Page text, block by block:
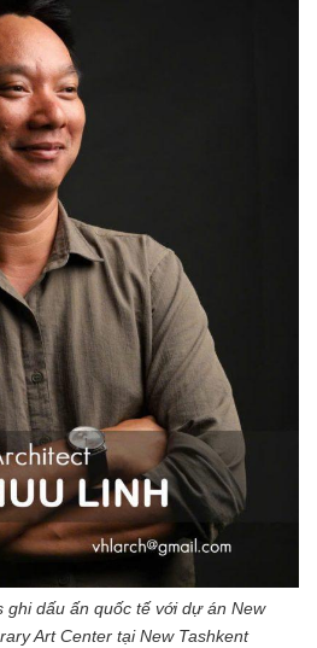
ghi dấu ấn quốc tế với dự án New
Art Center tại New Tashkent